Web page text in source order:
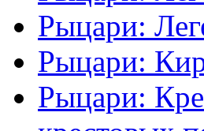
Рыцари:
Рыцари:
Рыцари: